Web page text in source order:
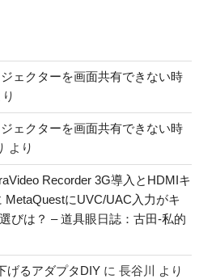
ェクターを画面共有できない時
ェクターを画面共有できない時
より
Recorder 3G導入とHDMIキ
MetaQuestにUVC/UAC入力がキ
びは？ – 道具眼日誌：古田-私的
げるアダプタDIY に 長谷川 より